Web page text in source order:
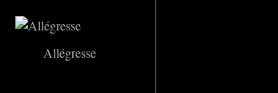
Allégresse